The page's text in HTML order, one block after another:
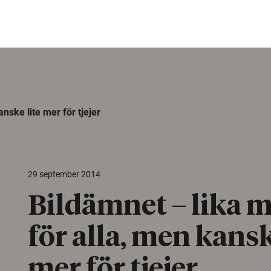
lite mer för tjejer
29 september 2014
Bildämnet – lika
för alla, men